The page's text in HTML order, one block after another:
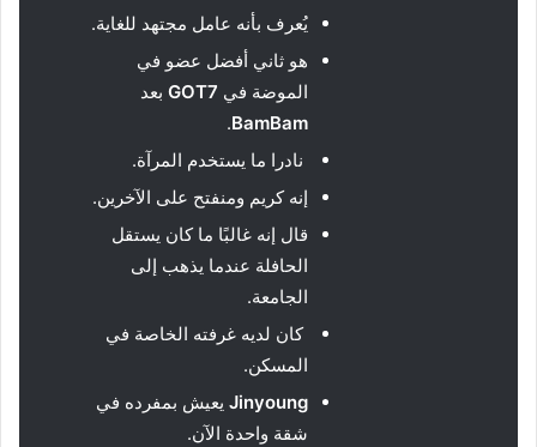
يُعرف بأنه عامل مجتهد للغاية.
هو ثاني أفضل عضو في
الموضة في GOT7 بعد
BamBam
.
نادرا ما يستخدم المرآة.
إنه كريم ومنفتح على الآخرين.
قال إنه غالبًا ما كان يستقل
الحافلة عندما يذهب إلى
الجامعة.
كان لديه غرفته الخاصة في
المسكن.
Jinyoung يعيش بمفرده في
شقة واحدة الآن.